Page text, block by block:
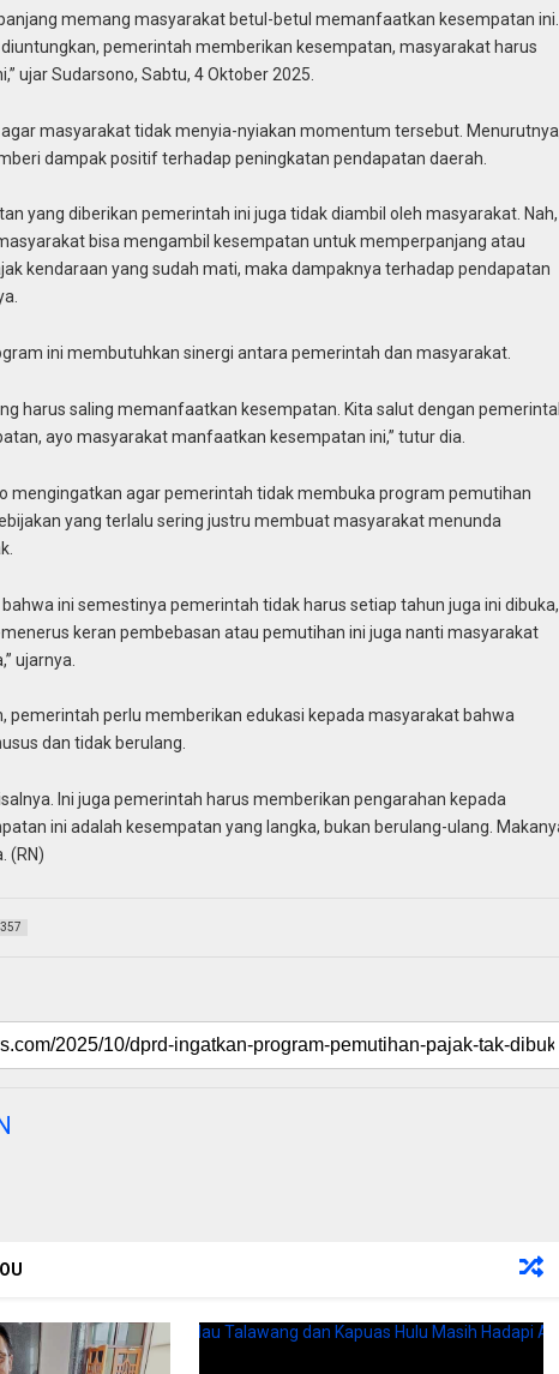
memang masyarakat betul-betul memanfaatkan kesempatan ini.
diuntungkan, pemerintah memberikan kesempatan, masyarakat harus
ujar Sudarsono, Sabtu, 4 Oktober 2025.
masyarakat tidak menyia-nyiakan momentum tersebut.
dampak positif terhadap peningkatan pendapatan daerah.
yang diberikan pemerintah ini juga tidak diambil oleh masyarakat. Nah,
bisa mengambil kesempatan untuk memperpanjang atau
kendaraan yang sudah mati, maka dampaknya terhadap pendapatan
ini membutuhkan sinergi antara pemerintah dan masyarakat.
harus saling memanfaatkan kesempatan. Kita salut dengan
ayo masyarakat manfaatkan kesempatan ini,” tutur dia.
mengingatkan agar pemerintah tidak membuka program pemutihan
yang terlalu sering justru membuat masyarakat menunda
ini semestinya pemerintah tidak harus setiap tahun juga ini dibuka,
keran pembebasan atau pemutihan ini juga nanti masyarakat
ujarnya.
pemerintah perlu memberikan edukasi kepada masyarakat bahwa
dan tidak berulang.
Ini juga pemerintah harus memberikan pengarahan kepada
ini adalah kesempatan yang langka, bukan berulang-ulang.
(RN)
357